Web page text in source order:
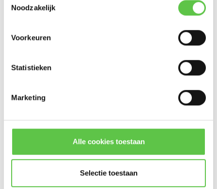
Noodzakelijk
Voorkeuren
Statistieken
Marketing
Alle cookies toestaan
Selectie toestaan
Licentie om een Switch ...
Cisco Meraki MS350-48
Vergelijk
Licentie om een Switch ...
Excl. btw